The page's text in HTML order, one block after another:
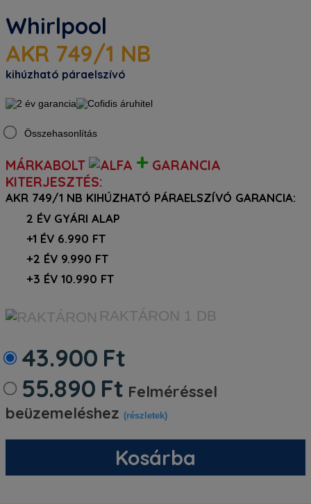
Whirlpool
AKR 749/1 NB
kihúzható páraelszívó
Összehasonlítás
MÁRKABOLT + GARANCIA
KITERJESZTÉS:
AKR 749/1 NB KIHÚZHATÓ PÁRAELSZÍVÓ GARANCIA:
2 ÉV GYÁRI ALAP
+1 ÉV 6.990 FT
+2 ÉV 9.990 FT
+3 ÉV 10.990 FT
RAKTÁRON 1 DB
43.900 Ft
55.890 Ft Felméréssel
beüzemeléshez (részletek)
Kosárba